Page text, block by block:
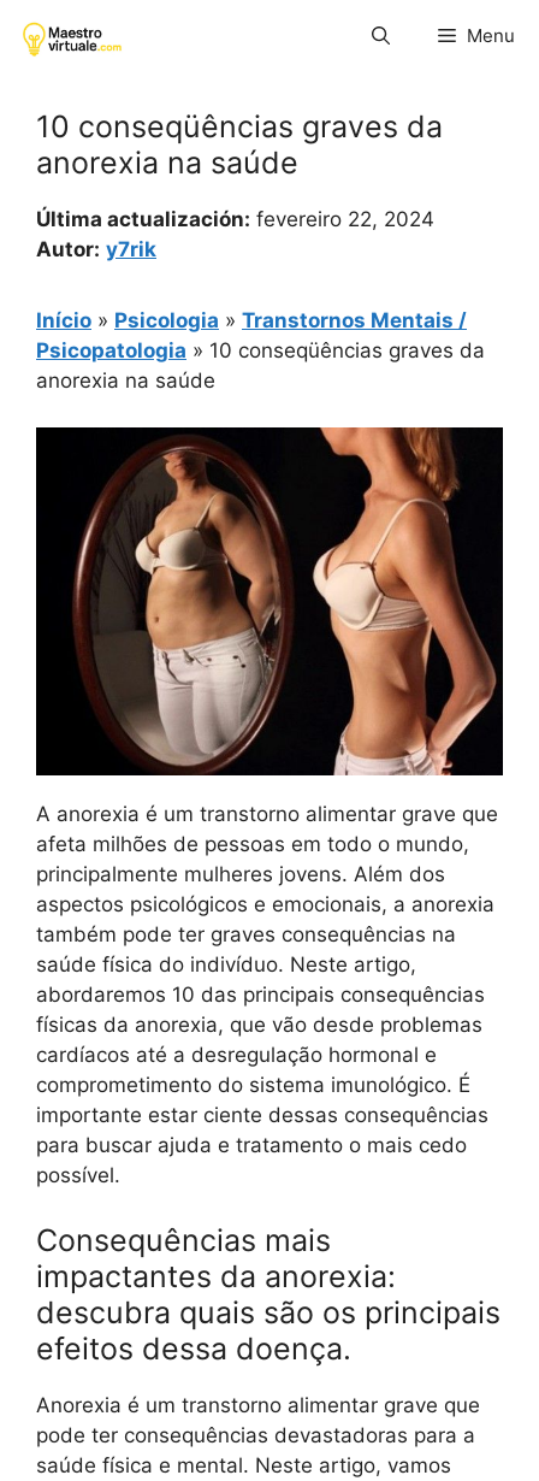
para
Menu
10 conseqüências graves da
anorexia na saúde
Última actualización: fevereiro 22, 2024
Autor: y7rik
Início » Psicologia » Transtornos Mentais /
Psicopatologia » 10 conseqüências graves da
anorexia na saúde
A anorexia é um transtorno alimentar grave que
afeta milhões de pessoas em todo o mundo,
principalmente mulheres jovens. Além dos
aspectos psicológicos e emocionais, a anorexia
também pode ter graves consequências na
saúde física do indivíduo. Neste artigo,
abordaremos 10 das principais consequências
físicas da anorexia, que vão desde problemas
cardíacos até a desregulação hormonal e
comprometimento do sistema imunológico. É
importante estar ciente dessas consequências
para buscar ajuda e tratamento o mais cedo
possível.
Consequências mais
impactantes da anorexia:
descubra quais são os principais
efeitos dessa doença.
Anorexia é um transtorno alimentar grave que
pode ter consequências devastadoras para a
saúde física e mental. Neste artigo, vamos